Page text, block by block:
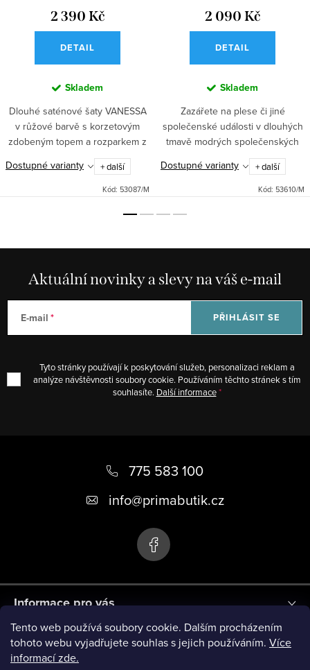
Tento web používá soubory cookie. Dalším procházením
tohoto webu vyjadřujete souhlas s jejich používáním. Více
informací zde.
2 390 Kč
DETAIL
Skladem
Dlouhé saténové šaty VANESSA
v růžové barvě s korzetovým
zdobeným topem a rozparkem z
vás udělají hvězdu každé
společenské události, plesu i
svatby. Skvělá volba pro družičky
Dostupné varianty + další
Kód: 53087/M
2 090 Kč
DETAIL
Skladem
Zazářete na plese či jiné
společenské události v dlouhých
tmavě modrých společenských
šatech z Prima Butik. Elegantní
střih s vyztuženým živůtkem,
spodničkou a nastavitelnými...
Dostupné varianty + další
Kód: 53610/M
Aktuální novinky a slevy na váš e-mail
E-mail
Tyto stránky používají k poskytování služeb, personalizaci reklam a
analýze návštěvnosti soubory cookie. Používáním těchto stránek s tím
souhlasíte. Další informace
PŘIHLÁSIT SE
775 583 100
info@primabutik.cz
Informace pro vás
Blog